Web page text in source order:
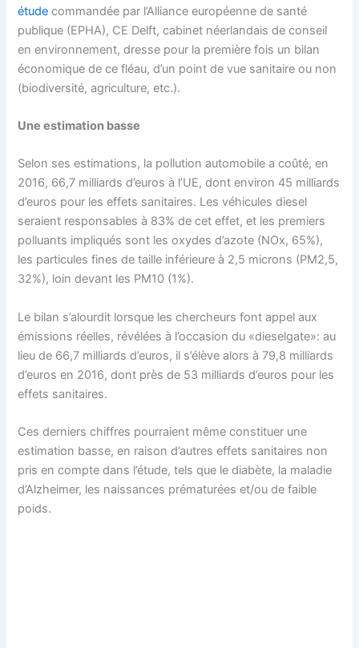
étude commandée par l’Alliance européenne de santé
publique (EPHA), CE Delft, cabinet néerlandais de conseil
en environnement, dresse pour la première fois un bilan
économique de ce fléau, d’un point de vue sanitaire ou non
(biodiversité, agriculture, etc.).
Une estimation basse
Selon ses estimations, la pollution automobile a coûté, en
2016, 66,7 milliards d’euros à l’UE, dont environ 45 milliards
d’euros pour les effets sanitaires. Les véhicules diesel
seraient responsables à 83% de cet effet, et les premiers
polluants impliqués sont les oxydes d’azote (NOx, 65%),
les particules fines de taille inférieure à 2,5 microns (PM2,5,
32%), loin devant les PM10 (1%).
Le bilan s’alourdit lorsque les chercheurs font appel aux
émissions réelles, révélées à l’occasion du «dieselgate»: au
lieu de 66,7 milliards d’euros, il s’élève alors à 79,8 milliards
d’euros en 2016, dont près de 53 milliards d’euros pour les
effets sanitaires.
Ces derniers chiffres pourraient même constituer une
estimation basse, en raison d’autres effets sanitaires non
pris en compte dans l’étude, tels que le diabète, la maladie
d’Alzheimer, les naissances prématurées et/ou de faible
poids.